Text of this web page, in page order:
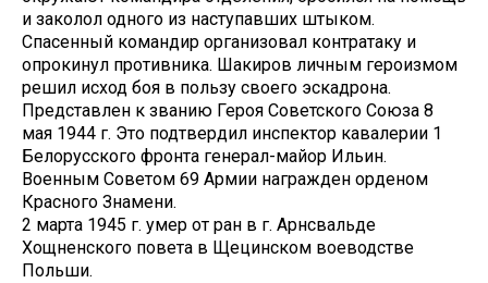
и заколол одного из наступавших штыком.
Спасенный командир организовал контратаку и
опрокинул противника. Шакиров личным героизмом
решил исход боя в пользу своего эскадрона.
Представлен к званию Героя Советского Союза 8
мая 1944 г. Это подтвердил инспектор кавалерии 1
Белорусского фронта генерал-майор Ильин.
Военным Советом 69 Армии награжден орденом
Красного Знамени.
2 марта 1945 г. умер от ран в г. Арнсвальде
Хощненского повета в Щецинском воеводстве
Польши.